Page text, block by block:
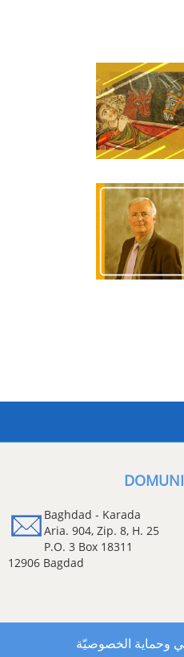
Baghdad - Karada
Aria. 904, Zip. 8, H. 25
P.O. 3 Box 18311
12906 Bagdad
وحماية الخصوصيّة